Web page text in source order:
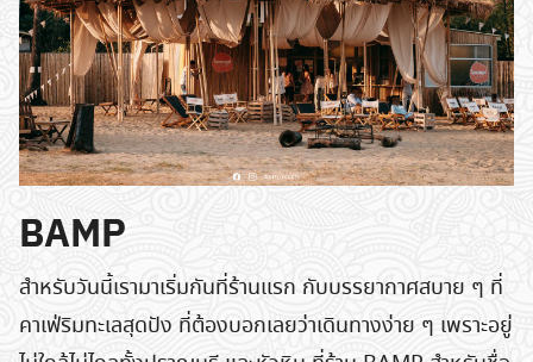
BAMP
สำหรับวันนี้เรามาเริ่มกันที่ร้านแรก กับบรรยากาศสบาย ๆ ที่
คาเฟ่ริมทะเลสุดปัง ที่ต้องบอกเลยว่าเดินทางง่าย ๆ เพราะอยู่